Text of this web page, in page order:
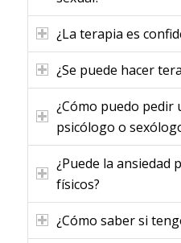
¿La terapia es
¿Se puede hacer
¿Cómo puedo pedir
psicólogo o
¿Puede la ansiedad
físicos?
¿Cómo saber si